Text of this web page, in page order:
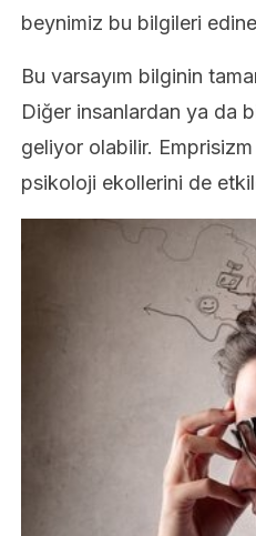
beynimiz bu bilgileri
Bu varsayım bilginin
Diğer insanlardan ya da
geliyor olabilir.
psikoloji ekollerini de